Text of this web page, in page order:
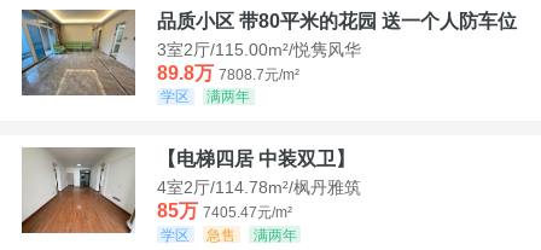
品质小区 带80平米的花园 送一个人防车位
3室2厅/115.00m²/悦隽风华
89.8万 7808.7元/m²
学区
满两年
【电梯四居 中装双卫】
4室2厅/114.78m²/枫丹雅筑
85万 7405.47元/m²
学区
急售 满两年